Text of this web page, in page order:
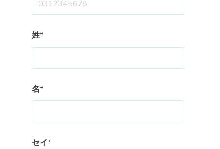
姓*
名*
セイ*